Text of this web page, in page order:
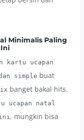
Minimalis Paling
kartu ucapan
simple buat
banget bakal hits.
ucapan natal
, mungkin bisa